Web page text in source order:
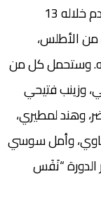
العرض الكبير الذي سيقام بقصر البديع، ويقدم خلاله 13
الأطلس،
وستحمل كل من
وزينب فتيحي
وهند لمطيري،
وأمل سوسي
الدورة “نَفَس